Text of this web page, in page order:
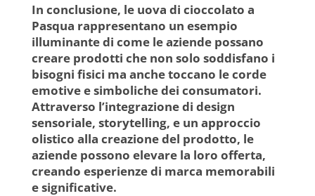
In conclusione, le uova di cioccolato a
Pasqua rappresentano un esempio
illuminante di come le aziende possano
creare prodotti che non solo soddisfano i
bisogni fisici ma anche toccano le corde
emotive e simboliche dei consumatori.
Attraverso l’integrazione di design
sensoriale, storytelling, e un approccio
olistico alla creazione del prodotto, le
aziende possono elevare la loro offerta,
creando esperienze di marca memorabili
e significative.